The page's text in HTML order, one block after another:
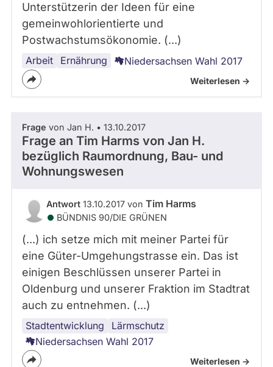
Unterstützerin der Ideen für eine
gemeinwohlorientierte und
Postwachstumsökonomie. (...)
Arbeit Ernährung
Handel Niedersachsen Wahl 2017
Weiterlesen ->
Frage von Jan H. • 13.10.2017
Frage an Tim Harms von Jan H.
bezüglich Raumordnung, Bau- und
Wohnungswesen
Antwort 13.10.2017 von Tim Harms
BÜNDNIS 90/­DIE GRÜNEN
(...) ich setze mich mit meiner Partei für
eine Güter-Umgehungstrasse ein. Das ist
einigen Beschlüssen unserer Partei in
Oldenburg und unserer Fraktion im Stadtrat
auch zu entnehmen. (...)
Stadtentwicklung Lärmschutz
Infrastruktur
Verkehr
Städtebau
Bahnverkehr
Niedersachsen Wahl 2017
Weiterlesen ->